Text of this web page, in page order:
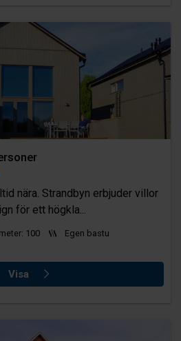
nära. Strandbyn erbjuder villor
för ett högkla...
100
Egen bastu
Visa